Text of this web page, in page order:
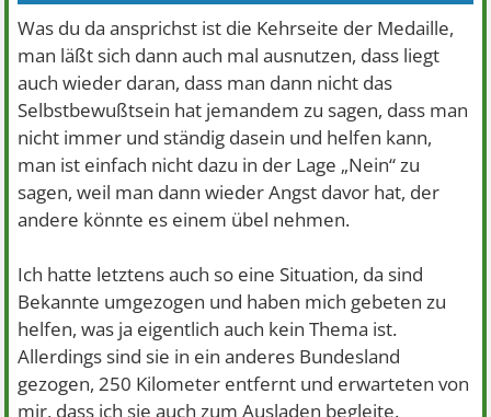
Was du da ansprichst ist die Kehrseite der Medaille,
man läßt sich dann auch mal ausnutzen, dass liegt
auch wieder daran, dass man dann nicht das
Selbstbewußtsein hat jemandem zu sagen, dass man
nicht immer und ständig dasein und helfen kann,
man ist einfach nicht dazu in der Lage „Nein“ zu
sagen, weil man dann wieder Angst davor hat, der
andere könnte es einem übel nehmen.
Ich hatte letztens auch so eine Situation, da sind
Bekannte umgezogen und haben mich gebeten zu
helfen, was ja eigentlich auch kein Thema ist.
Allerdings sind sie in ein anderes Bundesland
gezogen, 250 Kilometer entfernt und erwarteten von
mir, dass ich sie auch zum Ausladen begleite.